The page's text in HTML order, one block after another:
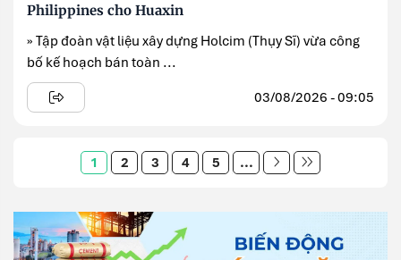
Philippines cho Huaxin
» Tập đoàn vật liệu xây dựng Holcim (Thụy Sĩ) vừa công
bố kế hoạch bán toàn ...
03/08/2026 - 09:05
1 2 3 4 5 ...